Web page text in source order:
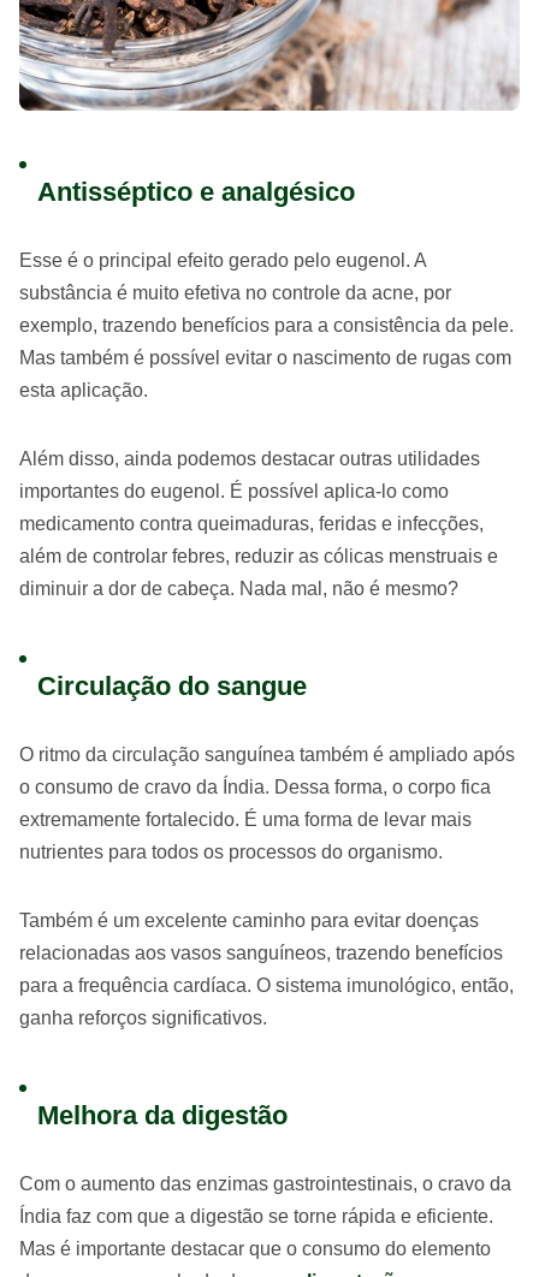
Antisséptico e analgésico
Esse é o principal efeito gerado pelo eugenol. A
substância é muito efetiva no controle da acne, por
exemplo, trazendo benefícios para a consistência da pele.
Mas também é possível evitar o nascimento de rugas com
esta aplicação.
Além disso, ainda podemos destacar outras utilidades
importantes do eugenol. É possível aplica-lo como
medicamento contra queimaduras, feridas e infecções,
além de controlar febres, reduzir as cólicas menstruais e
diminuir a dor de cabeça. Nada mal, não é mesmo?
Circulação do sangue
O ritmo da circulação sanguínea também é ampliado após
o consumo de cravo da Índia. Dessa forma, o corpo fica
extremamente fortalecido. É uma forma de levar mais
nutrientes para todos os processos do organismo.
Também é um excelente caminho para evitar doenças
relacionadas aos vasos sanguíneos, trazendo benefícios
para a frequência cardíaca. O sistema imunológico, então,
ganha reforços significativos.
Melhora da digestão
Com o aumento das enzimas gastrointestinais, o cravo da
Índia faz com que a digestão se torne rápida e eficiente.
Mas é importante destacar que o consumo do elemento